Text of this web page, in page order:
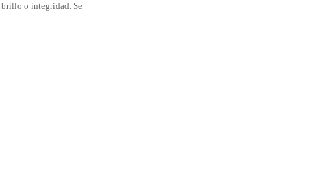
brillo o integridad. Se